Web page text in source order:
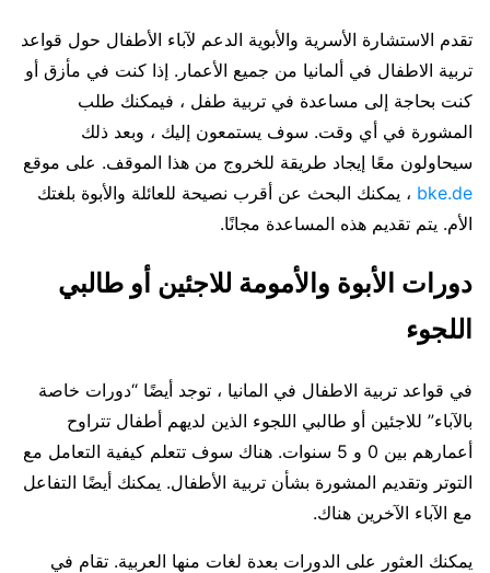
تقدم الاستشارة الأسرية والأبوية الدعم لآباء الأطفال حول قواعد
تربية الاطفال في ألمانيا من جميع الأعمار. إذا كنت في مأزق أو
كنت بحاجة إلى مساعدة في تربية طفل ، فيمكنك طلب
المشورة في أي وقت. سوف يستمعون إليك ، وبعد ذلك
سيحاولون معًا إيجاد طريقة للخروج من هذا الموقف. على موقع
bke.de ، يمكنك البحث عن أقرب نصيحة للعائلة والأبوة بلغتك
الأم. يتم تقديم هذه المساعدة مجانًا.
دورات الأبوة والأمومة للاجئين أو طالبي
اللجوء
في قواعد تربية الاطفال في المانيا ، توجد أيضًا “دورات خاصة
بالآباء” للاجئين أو طالبي اللجوء الذين لديهم أطفال تتراوح
أعمارهم بين 0 و 5 سنوات. هناك سوف تتعلم كيفية التعامل مع
التوتر وتقديم المشورة بشأن تربية الأطفال. يمكنك أيضًا التفاعل
مع الآباء الآخرين هناك.
يمكنك العثور على الدورات بعدة لغات منها العربية. تقام في